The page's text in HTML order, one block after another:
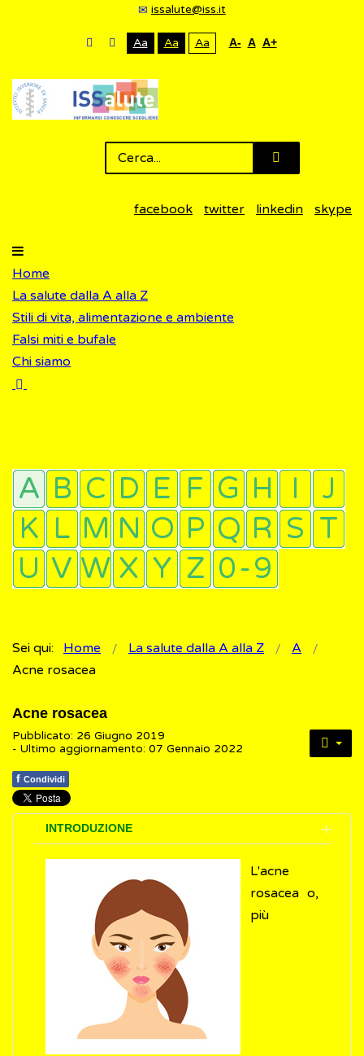
issalute@iss.it
Aa Aa Aa A- A A+
facebook twitter linkedin skype
Home
La salute dalla A alla Z
Stili di vita, alimentazione e ambiente
Falsi miti e bufale
Chi siamo
Sei qui: Home La salute dalla A alla Z
A
Acne rosacea
Acne rosacea
Pubblicato: 26 Giugno 2019
- Ultimo aggiornamento: 07 Gennaio 2022
f Condividi
INTRODUZIONE
L'acne
rosacea o,
più